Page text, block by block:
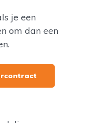
je een
om dan een